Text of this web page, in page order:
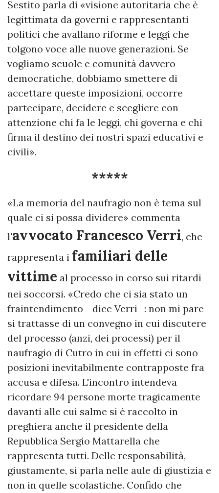
Sestito parla di «visione autoritaria che è
legittimata da governi e rappresentanti
politici che avallano riforme e leggi che
tolgono voce alle nuove generazioni. Se
vogliamo scuole e comunità davvero
democratiche, dobbiamo smettere di
accettare queste imposizioni, occorre
partecipare, decidere e scegliere con
attenzione chi fa le leggi, chi governa e chi
firma il destino dei nostri spazi educativi e
civili».
*****
«La memoria del naufragio non è tema sul
quale ci si possa dividere» commenta
l'avvocato Francesco Verri, che
rappresenta i familiari delle
vittime al processo in corso sui ritardi
nei soccorsi. «Credo che ci sia stato un
fraintendimento - dice Verri -: non mi pare
si trattasse di un convegno in cui discutere
del processo (anzi, dei processi) per il
naufragio di Cutro in cui in effetti ci sono
posizioni inevitabilmente contrapposte fra
accusa e difesa. L'incontro intendeva
ricordare 94 persone morte tragicamente
davanti alle cui salme si è raccolto in
preghiera anche il presidente della
Repubblica Sergio Mattarella che
rappresenta tutti. Delle responsabilità,
giustamente, si parla nelle aule di giustizia e
non in quelle scolastiche. Confido che